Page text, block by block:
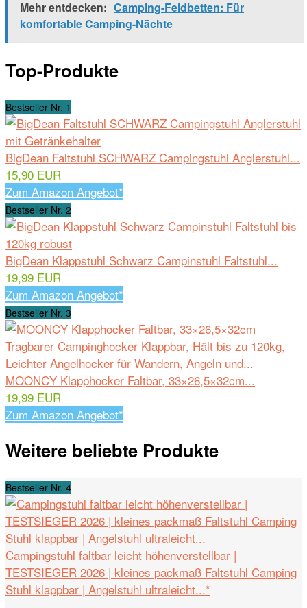
Mehr entdecken: Camping-Feldbetten: Für
komfortable Camping-Nächte
Top-Produkte
Bestseller Nr. 1
BigDean Faltstuhl SCHWARZ Campingstuhl Anglerstuhl...
15,90 EUR
Zum Amazon Angebot*
Bestseller Nr. 2
BigDean Klappstuhl Schwarz Campinstuhl Faltstuhl...
19,99 EUR
Zum Amazon Angebot*
Bestseller Nr. 3
MOONCY Klapphocker Faltbar, 33×26,5×32cm...
19,99 EUR
Zum Amazon Angebot*
Weitere beliebte Produkte
Bestseller Nr. 4
Campingstuhl faltbar leicht höhenverstellbar |
TESTSIEGER 2026 | kleines packmaß Faltstuhl Camping
Stuhl klappbar | Angelstuhl ultraleicht...*